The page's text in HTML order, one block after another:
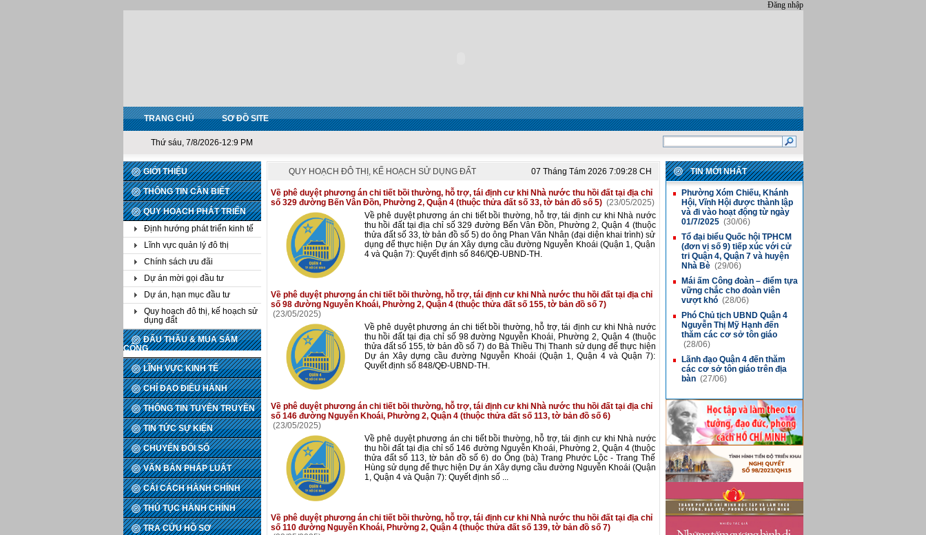
Đăng nhập
TRANG CHỦ SƠ ĐỒ SITE
Thứ sáu, 7/8/2026-12:9 PM
GIỚI THIỆU
THÔNG TIN CẦN BIẾT
QUY HOẠCH PHÁT TRIỂN
Định hướng phát triển kinh tế
Lĩnh vực quản lý đô thị
Chính sách ưu đãi
Dự án mời gọi đầu tư
Dự án, hạn mục đầu tư
Quy hoạch đô thị, kế hoạch sử
dụng đất
ĐẤU THẦU & MUA SẮM
CÔNG
LĨNH VỰC KINH TẾ
CHỈ ĐẠO ĐIỀU HÀNH
THÔNG TIN TUYÊN TRUYỀN
TIN TỨC SỰ KIỆN
CHUYỂN ĐỔI SỐ
VĂN BẢN PHÁP LUẬT
CẢI CÁCH HÀNH CHÍNH
THỦ TỤC HÀNH CHÍNH
TRA CỨU HỒ SƠ
QUY HOẠCH ĐÔ THỊ, KẾ HOẠCH SỬ DỤNG ĐẤT 07 Tháng Tám 2026 7:09:28 CH
Về phê duyệt phương án chi tiết bồi thường, hỗ trợ, tái định cư khi Nhà nước thu hồi đất tại địa chỉ
số 329 đường Bến Vân Đồn, Phường 2, Quận 4 (thuộc thửa đất số 33, tờ bản đồ số 5) (23/05/2025)
Về phê duyệt phương án chi tiết bồi thường, hỗ trợ, tái định cư khi Nhà nước
thu hồi đất tại địa chỉ số 329 đường Bến Vân Đồn, Phường 2, Quận 4 (thuộc
thửa đất số 33, tờ bản đồ số 5) do ông Phan Văn Nhân (đại diện khai trình) sử
dụng để thực hiện Dự án Xây dựng cầu đường Nguyễn Khoái (Quận 1, Quận
4 và Quận 7): Quyết định số 846/QĐ-UBND-TH.
Về phê duyệt phương án chi tiết bồi thường, hỗ trợ, tái định cư khi Nhà nước thu hồi đất tại địa chỉ
số 98 đường Nguyễn Khoái, Phường 2, Quận 4 (thuộc thửa đất số 155, tờ bản đồ số 7)
(23/05/2025)
Về phê duyệt phương án chi tiết bồi thường, hỗ trợ, tái định cư khi Nhà nước
thu hồi đất tại địa chỉ số 98 đường Nguyễn Khoái, Phường 2, Quận 4 (thuộc
thửa đất số 155, tờ bản đồ số 7) do Bà Thiều Thị Thanh sử dụng để thực hiện
Dự án Xây dựng cầu đường Nguyễn Khoái (Quận 1, Quận 4 và Quận 7):
Quyết định số 848/QĐ-UBND-TH.
Về phê duyệt phương án chi tiết bồi thường, hỗ trợ, tái định cư khi Nhà nước thu hồi đất tại địa chỉ
số 146 đường Nguyễn Khoái, Phường 2, Quận 4 (thuộc thửa đất số 113, tờ bản đồ số 6)
(23/05/2025)
Về phê duyệt phương án chi tiết bồi thường, hỗ trợ, tái định cư khi Nhà nước
thu hồi đất tại địa chỉ số 146 đường Nguyễn Khoái, Phường 2, Quận 4 (thuộc
thửa đất số 113, tờ bản đồ số 6) do Ông (bà) Trang Phước Lộc - Trang Thế
Hùng sử dụng để thực hiện Dự án Xây dựng cầu đường Nguyễn Khoái (Quận
1, Quận 4 và Quận 7): Quyết định số ...
Về phê duyệt phương án chi tiết bồi thường, hỗ trợ, tái định cư khi Nhà nước thu hồi đất tại địa chỉ
số 110 đường Nguyễn Khoái, Phường 2, Quận 4 (thuộc thửa đất số 139, tờ bản đồ số 7)
TIN MỚI NHẤT
■
Phường Xóm Chiếu, Khánh
Hội, Vĩnh Hội được thành lập
và đi vào hoạt động từ ngày
01/7/2025 (30/06)
■ Tổ đại biểu Quốc hội TPHCM
(đơn vị số 9) tiếp xúc với cử
tri Quận 4, Quận 7 và huyện
Nhà Bè (29/06)
■
Mái ấm Công đoàn – điểm tựa
vững chắc cho đoàn viên
vượt khó (28/06)
■
Phó Chủ tịch UBND Quận 4
Nguyễn Thị Mỹ Hạnh đến
thăm các cơ sở tôn giáo
(28/06)
■
Lãnh đạo Quận 4 đến thăm
các cơ sở tôn giáo trên địa
bàn (27/06)